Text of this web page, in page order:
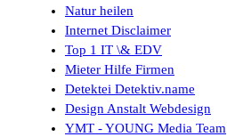
Natur heilen
Internet Disclaimer
Top 1 IT \& EDV
Mieter Hilfe Firmen
Detektei Detektiv.name
Design Anstalt Webdesign
YMT - YOUNG Media Team